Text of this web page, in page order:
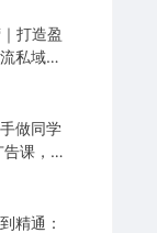
打造盈
私域转
做同学
课，让
精通：